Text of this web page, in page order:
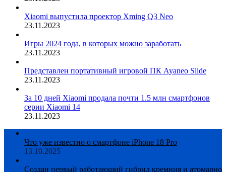
Xiaomi выпустила проектор Xming Q3 Neo
23.11.2023
Игры 2024 года, в которых можно заработать
23.11.2023
Представлен портативный игровой ПК Ayaneo Slide
23.11.2023
За 10 дней Xiaomi продала почти 1.5 млн смартфонов
серии Xiaomi 14
23.11.2023
Что уже известно о смартфоне iPhone 18 Pro
13.10.2025
Создан первый работающий гибрид кремния и атомарно